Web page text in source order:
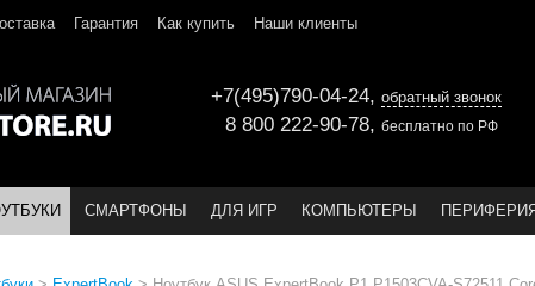
Гарантия Как купить Наши клиенты
+7(495)790-04-24, обратный звонок
8 800 222-90-78, бесплатно по РФ
СМАРТФОНЫ ДЛЯ ИГР КОМПЬЮТЕРЫ ПЕРИФЕРИЯ